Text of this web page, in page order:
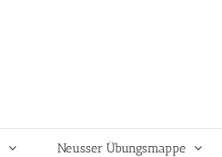
Neusser Übungsmappe